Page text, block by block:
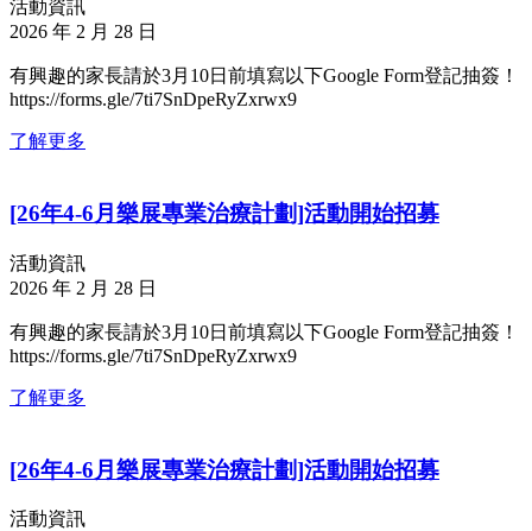
活動資訊
2026 年 2 月 28 日
有興趣的家長請於3月10日前填寫以下Google Form登記抽簽！
https://forms.gle/7ti7SnDpeRyZxrwx9
了解更多
[26年4-6月樂展專業治療計劃]活動開始招募
活動資訊
2026 年 2 月 28 日
有興趣的家長請於3月10日前填寫以下Google Form登記抽簽！
https://forms.gle/7ti7SnDpeRyZxrwx9
了解更多
[26年4-6月樂展專業治療計劃]活動開始招募
活動資訊